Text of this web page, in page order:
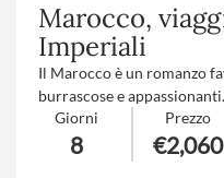
Marocco,
Imperiali
Il Marocco è un romanzo
burrascose e
il cui mistero è intriso
le dune del deserto e nello
Marocco dolce sogno
Giorni
8
Prezzo
€2,060